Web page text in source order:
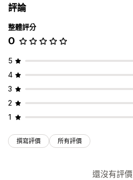
評論
整體評分
0
5
4
3
2
1
撰寫評價 所有評價
還沒有評價